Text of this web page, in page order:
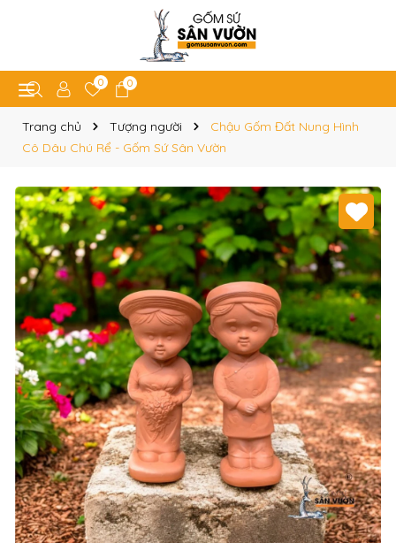
0 0
Trang chủ Tượng người
Chậu Gốm Đất Nung Hình
Cô Dâu Chú Rể - Gốm Sứ Sân Vườn